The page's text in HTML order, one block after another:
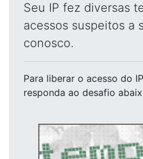
Seu IP fez diversas
acessos suspeitos a
conosco.
Para liberar o acesso do IP
responda ao desafio